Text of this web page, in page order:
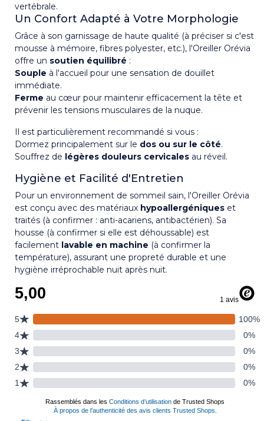
vertébrale.
Un Confort Adapté à Votre Morphologie
Grâce à son garnissage de haute qualité (à préciser si c'est
mousse à mémoire, fibres polyester, etc.), l'Oreiller Orévia
offre un soutien équilibré :
Souple à l'accueil pour une sensation de douillet
immédiate.
Ferme au cœur pour maintenir efficacement la tête et
prévenir les tensions musculaires de la nuque.
Il est particulièrement recommandé si vous :
Dormez principalement sur le dos ou sur le côté.
Souffrez de légères douleurs cervicales au réveil.
Hygiène et Facilité d'Entretien
Pour un environnement de sommeil sain, l'Oreiller Orévia
est conçu avec des matériaux hypoallergéniques et
traités (à confirmer : anti-acariens, antibactérien). Sa
housse (à confirmer si elle est déhoussable) est
facilement lavable en machine (à confirmer la
température), assurant une propreté durable et une
hygiène irréprochable nuit après nuit.